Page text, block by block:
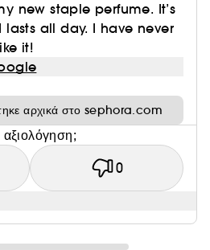
new staple perfume. It’s
all day. I have never
it!
αρχικά στο sephora.com
0